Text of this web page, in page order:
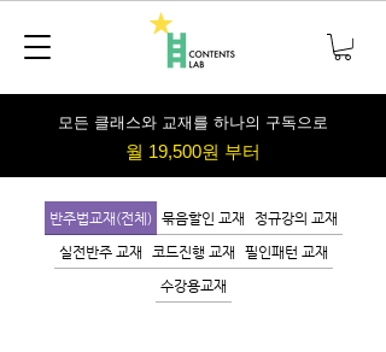
​모든 클래스와 교재를 하나의 구독으로
월 19,500원 부터
반주법교재(전체) 묶음할인 교재
정규강의 교재
실전반주 교재
코드진행 교재
필인패턴 교재
수강용교재